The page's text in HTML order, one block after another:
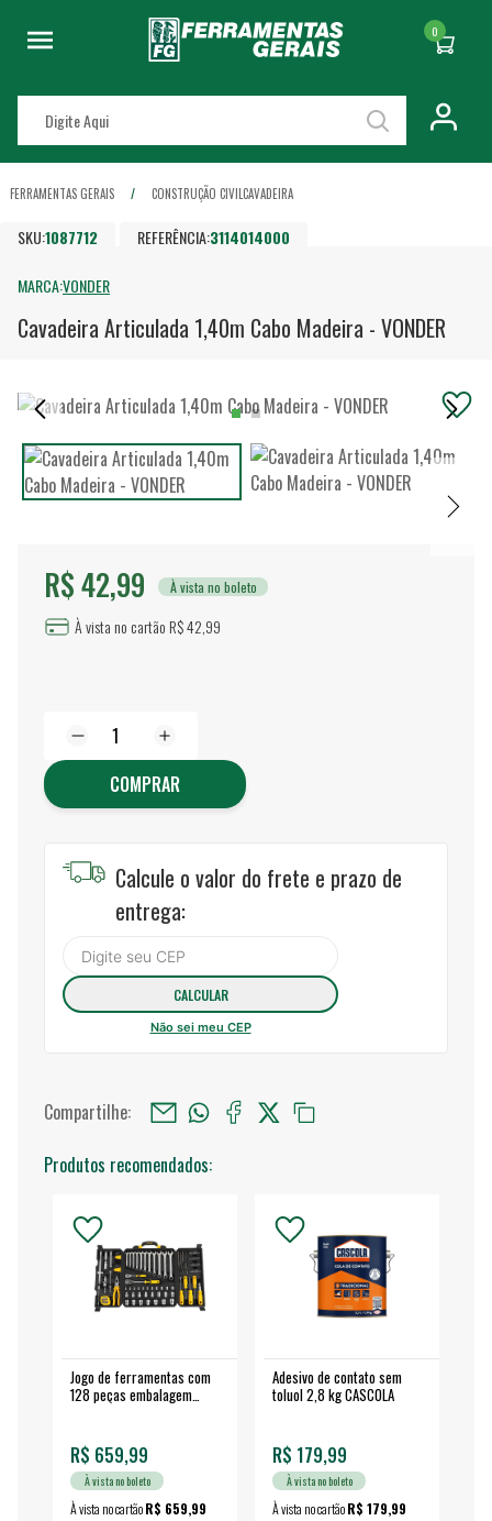
0
FERRAMENTAS GERAIS CONSTRUÇÃO CIVILCAVADEIRA
SKU:1087712 REFERÊNCIA:3114014000
MARCA:VONDER
Cavadeira Articulada 1,40m Cabo Madeira - VONDER
R$ 42,99 À vista no boleto
À vista no cartão R$ 42,99
COMPRAR
Calcule o valor do frete e prazo de
entrega:
Não sei meu CEP
Compartilhe:
Produtos recomendados:
Jogo de ferramentas com
128 peças embalagem
R$ 659,99
À vista no boleto
À vista no cartãoR$ 659,99
Adesivo de contato sem
toluol 2,8 kg CASCOLA
R$ 179,99
À vista no boleto
À vista no cartãoR$ 179,99